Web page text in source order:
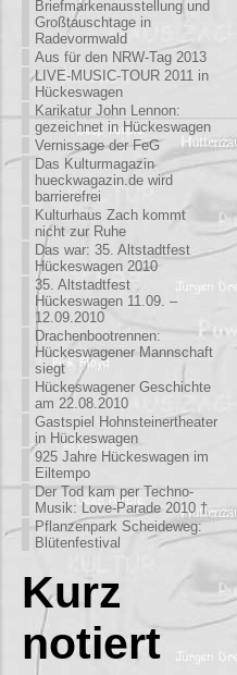
Briefmarkenausstellung und
Großtauschtage in
Radevormwald
Aus für den NRW-Tag 2013
LIVE-MUSIC-TOUR 2011 in
Hückeswagen
Karikatur John Lennon:
gezeichnet in Hückeswagen
Vernissage der FeG
Das Kulturmagazin
hueckwagazin.de wird
barrierefrei
Kulturhaus Zach kommt
nicht zur Ruhe
Das war: 35. Altstadtfest
Hückeswagen 2010
35. Altstadtfest
Hückeswagen 11.09. –
12.09.2010
Drachenbootrennen:
Hückeswagener Mannschaft
siegt
Hückeswagener Geschichte
am 22.08.2010
Gastspiel Hohnsteinertheater
in Hückeswagen
925 Jahre Hückeswagen im
Eiltempo
Der Tod kam per Techno-
Musik: Love-Parade 2010 †
Pflanzenpark Scheideweg:
Blütenfestival
Kurz
notiert